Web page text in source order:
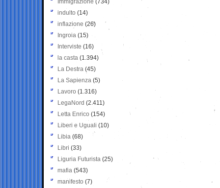
Immigrazione (734)
indulto (14)
inflazione (26)
Ingroia (15)
Interviste (16)
la casta (1.394)
La Destra (45)
La Sapienza (5)
Lavoro (1.316)
LegaNord (2.411)
Letta Enrico (154)
Liberi e Uguali (10)
Libia (68)
Libri (33)
Liguria Futurista (25)
mafia (543)
manifesto (7)